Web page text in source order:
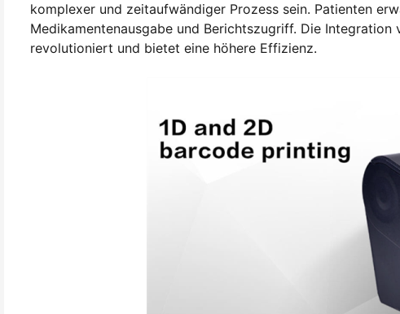
komplexer und zeitaufwändiger Prozess sein. Patienten
Medikamentenausgabe und Berichtszugriff. Die
revolutioniert und bietet eine höhere Effizienz.